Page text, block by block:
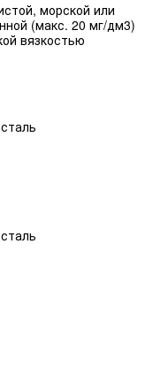
морской или
(макс. 20 мг/дм3)
вязкостью